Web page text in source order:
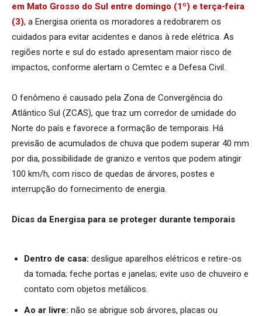
em Mato Grosso do Sul entre domingo (1º) e terça-feira
(3), a Energisa orienta os moradores a redobrarem os
cuidados para evitar acidentes e danos à rede elétrica. As
regiões norte e sul do estado apresentam maior risco de
impactos, conforme alertam o Cemtec e a Defesa Civil.
O fenômeno é causado pela Zona de Convergência do
Atlântico Sul (ZCAS), que traz um corredor de umidade do
Norte do país e favorece a formação de temporais. Há
previsão de acumulados de chuva que podem superar 40 mm
por dia, possibilidade de granizo e ventos que podem atingir
100 km/h, com risco de quedas de árvores, postes e
interrupção do fornecimento de energia.
Dicas da Energisa para se proteger durante temporais
Dentro de casa: desligue aparelhos elétricos e retire-os
da tomada; feche portas e janelas; evite uso de chuveiro e
contato com objetos metálicos.
Ao ar livre: não se abrigue sob árvores, placas ou